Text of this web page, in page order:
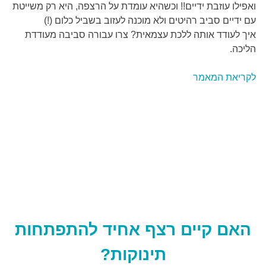
ואפילו עוזבת ידיים!! וכשהיא עומדת על הרצפה, היא רק משייטת
עם ידיים סביב רהיטים ולא מוכנה לעזוב בשביל כלום (!)
איך לעודד אותה ללכת עצמאית? צרו עבורה סביבה מעודדת
הליכה.
לקריאת המאמר
האם קיים רצף אחיד להתפתחות
תינוקות?